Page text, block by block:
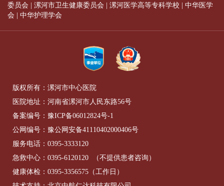
委员会
漯河市卫生健康委员会 漯河医学高等专科学校
中华医学
会
中华护理学会
版权所有：漯河市中心医院
医院地址：河南省漯河市人民东路56号
备案编号： 豫ICP备06012824号-1
公网编号： 豫公网安备41110402000406号
服务电话： 0395-3333120
急救中心： 0395-6120120
（不提供患者咨询）
健康体检： 0395-3356575 （工作日）